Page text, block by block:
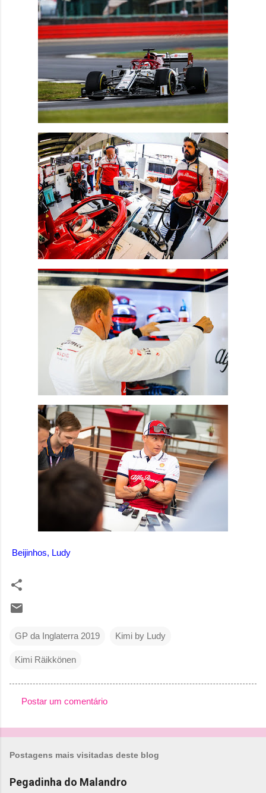
Beijinhos, Ludy
GP da Inglaterra 2019 Kimi by Ludy
Kimi Räikkönen
o
n
Postar um comentário
Postagens mais visitadas deste blog
Pegadinha do Malandro